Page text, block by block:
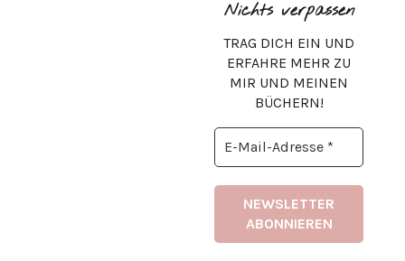
Nichts verpassen
TRAG DICH EIN UND
ERFAHRE MEHR ZU
MIR UND MEINEN
BÜCHERN!